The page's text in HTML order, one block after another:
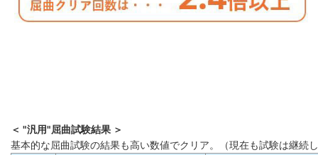
＜ "汎用"屈曲試験結果 ＞
基本的な屈曲試験の結果も高い数値でクリア。（現在も試験は継続